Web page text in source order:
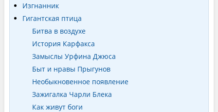
Изгнанник
Гигантская птица
Битва в воздухе
История Карфакса
Замыслы Урфина Джюса
Быт и нравы Прыгунов
Необыкновенное появление
Зажигалка Чарли Блека
Как живут боги